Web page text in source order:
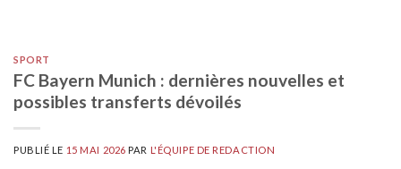
SPORT
FC Bayern Munich : dernières nouvelles et
possibles transferts dévoilés
PUBLIÉ LE 15 MAI 2026 PAR L'ÉQUIPE DE REDACTION